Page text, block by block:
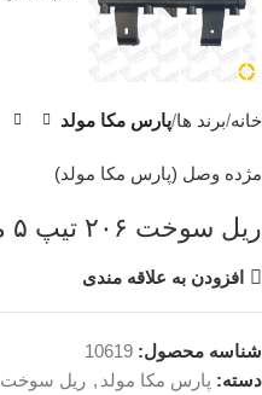
خانه برند ها پارس مکا مولد
مژده وصل (پارس مکا مولد)
ریل سوخت ۲۰۶ تیپ ۵ مژده وصل
افزودن به علاقه مندی
شناسه محصول: 10619
دسته: پارس مکا مولد , ریل سوخت